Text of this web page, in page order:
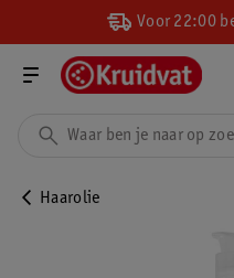
Voor 22:00
Haarolie